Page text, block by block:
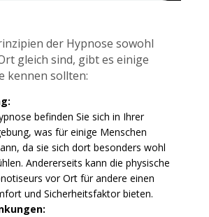
der Hypnose sowohl
gleich sind, gibt es einige
kennen sollten:
befinden Sie sich in Ihrer
was für einige Menschen
da sie sich dort besonders wohl
Andererseits kann die physische
vor Ort für andere einen
und Sicherheitsfaktor bieten.